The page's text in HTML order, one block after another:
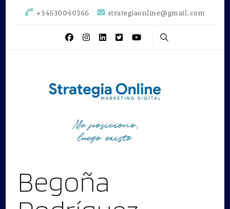
+34630040366 strategiaonline@gmail.com
Begoña